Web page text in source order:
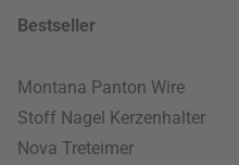
Bestseller
Montana Panton Wire
Stoff Nagel Kerzenhalter
Nova Treteimer